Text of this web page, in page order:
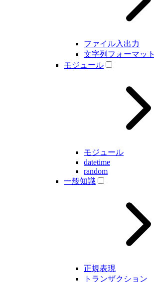
ファイル入出力
文字列フォーマット
モジュール
モジュール
datetime
random
一般知識
正規表現
トランザクション